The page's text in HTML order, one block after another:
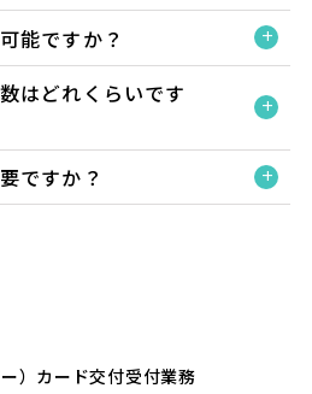
能ですか？
はどれくらいです
ですか？
）カード交付受付業務